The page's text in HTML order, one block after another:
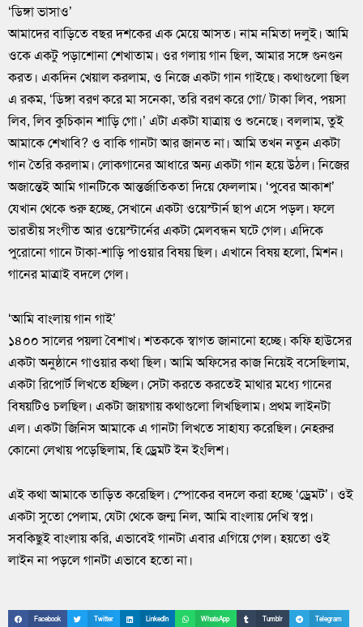
‘ডিঙ্গা ভাসাও’
আমাদের বাড়িতে বছর দশকের এক মেয়ে আসত। নাম নমিতা দলুই। আমি
ওকে একটু পড়াশোনা শেখাতাম। ওর গলায় গান ছিল, আমার সঙ্গে গুনগুন
করত। একদিন খেয়াল করলাম, ও নিজে একটা গান গাইছে। কথাগুলো ছিল
এ রকম, ‘ডিঙ্গা বরণ করে মা সনেকা, তরি বরণ করে গো/ টাকা লিব, পয়সা
লিব, লিব কুচিকান শাড়ি গো।’ এটা একটা যাত্রায় ও শুনেছে। বললাম, তুই
আমাকে শেখাবি? ও বাকি গানটা আর জানত না। আমি তখন নতুন একটা
গান তৈরি করলাম। লোকগানের আধারে অন্য একটা গান হয়ে উঠল। নিজের
অজান্তেই আমি গানটিকে আন্তর্জাতিকতা দিয়ে ফেললাম। ‘পুবের আকাশ’
যেখান থেকে শুরু হচ্ছে, সেখানে একটা ওয়েস্টার্ন ছাপ এসে পড়ল। ফলে
ভারতীয় সংগীত আর ওয়েস্টার্নের একটা মেলবন্ধন ঘটে গেল। এদিকে
পুরোনো গানে টাকা-শাড়ি পাওয়ার বিষয় ছিল। এখানে বিষয় হলো, মিশন।
গানের মাত্রাই বদলে গেল।
‘আমি বাংলায় গান গাই’
১৪০০ সালের পয়লা বৈশাখ। শতককে স্বাগত জানানো হচ্ছে। কফি হাউসের
একটা অনুষ্ঠানে গাওয়ার কথা ছিল। আমি অফিসের কাজ নিয়েই বসেছিলাম,
একটা রিপোর্ট লিখতে হচ্ছিল। সেটা করতে করতেই মাথার মধ্যে গানের
বিষয়টিও চলছিল। একটা জায়গায় কথাগুলো লিখছিলাম। প্রথম লাইনটা
এল। একটা জিনিস আমাকে এ গানটা লিখতে সাহায্য করেছিল। নেহরুর
কোনো লেখায় পড়েছিলাম, হি ড্রেমট ইন ইংলিশ।
এই কথা আমাকে তাড়িত করেছিল। স্পোকের বদলে করা হচ্ছে ‘ড্রেমট’। ওই
একটা সুতো পেলাম, যেটা থেকে জন্ম নিল, আমি বাংলায় দেখি স্বপ্ন।
সবকিছুই বাংলায় করি, এভাবেই গানটা এবার এগিয়ে গেল। হয়তো ওই
লাইন না পড়লে গানটা এভাবে হতো না।
Facebook Twitter LinkedIn WhatsApp Tumblr Telegram